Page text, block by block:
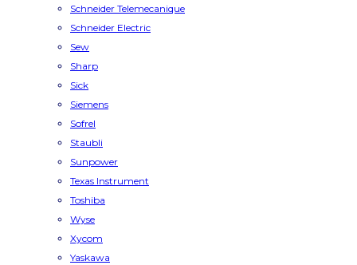
Schneider Telemecanique
Schneider Electric
Sew
Sharp
Sick
Siemens
Sofrel
Staubli
Sunpower
Texas Instrument
Toshiba
Wyse
Xycom
Yaskawa